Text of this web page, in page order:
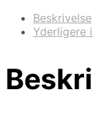
Beskrivelse
Yderligere